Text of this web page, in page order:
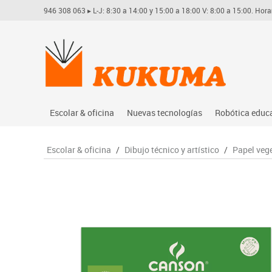
946 308 063 ▸ L-J: 8:30 a 14:00 y 15:00 a 18:00 V: 8:00 a 15:00.
Escolar & oficina
Archivo
Material escolar
Nuevas tecnologías
Audio
Videoproyección
Robótica
Arduino
Escolar & oficina / Dibujo técnico y artístico / Papel